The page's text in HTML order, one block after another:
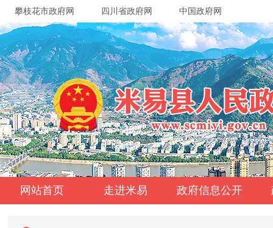
攀枝花市政府网 四川省政府网 中国政府网
网站首页 走进米易 政府信息公开